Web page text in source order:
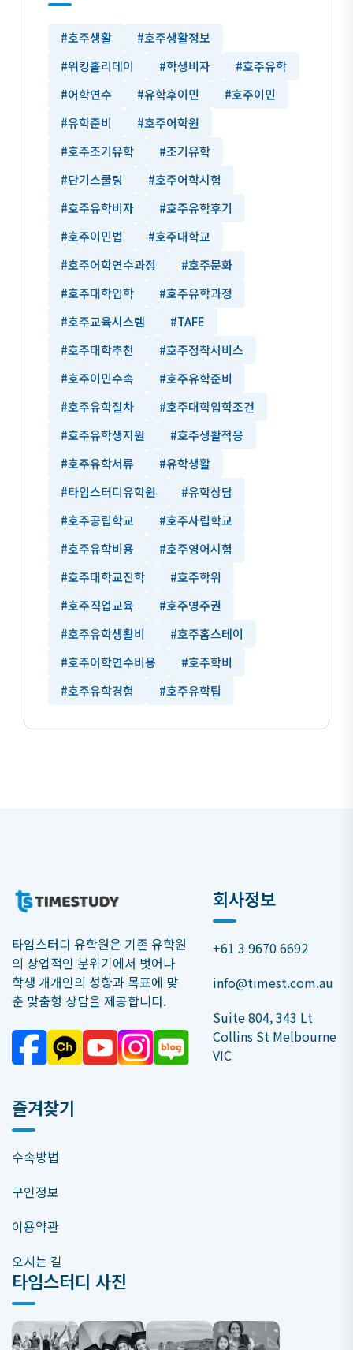
#호주생활
#호주생활정보
#워킹홀리데이
#학생비자
#호주유학
#어학연수
#유학후이민
#호주이민
#유학준비
#호주어학원
#호주조기유학
#조기유학
#단기스쿨링
#호주어학시험
#호주유학비자
#호주유학후기
#호주이민법
#호주대학교
#호주어학연수과정
#호주문화
#호주대학입학
#호주유학과정
#호주교육시스템
#TAFE
#호주대학추천
#호주정착서비스
#호주이민수속
#호주유학준비
#호주유학절차
#호주대학입학조건
#호주유학생지원
#호주생활적응
#호주유학서류
#유학생활
#타임스터디유학원
#유학상담
#호주공립학교
#호주사립학교
#호주유학비용
#호주영어시험
#호주대학교진학
#호주학위
#호주직업교육
#호주영주권
#호주유학생활비
#호주홈스테이
#호주어학연수비용
#호주학비
#호주유학경험
#호주유학팁
타임스터디 유학원은 기존 유학원
의 상업적인 분위기에서 벗어나
학생 개개인의 성향과 목표에 맞
춘 맞춤형 상담을 제공합니다.
회사정보
+61 3 9670 6692
info@timest.com.au
Suite 804, 343 Lt
Collins St Melbourne
VIC
즐겨찾기
수속방법
구인정보
이용약관
오시는 길
타임스터디 사진